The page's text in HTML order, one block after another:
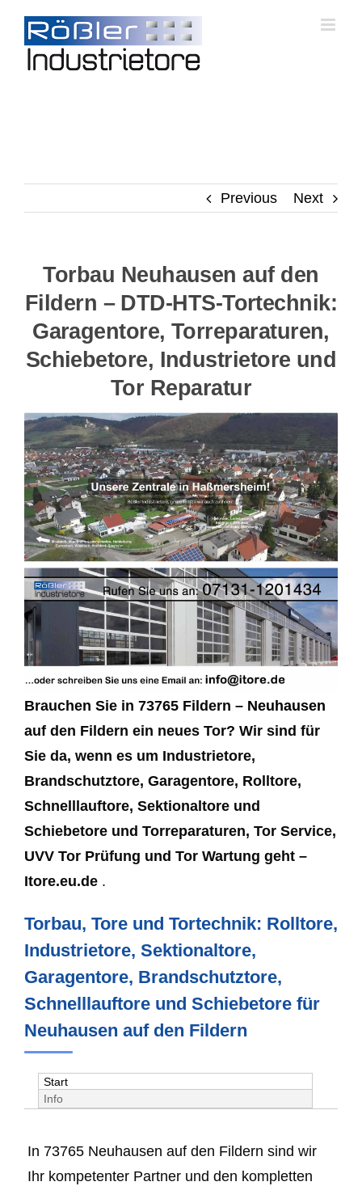
content
Previous Next
Torbau Neuhausen auf den
Fildern – DTD-HTS-Tortechnik:
Garagentore, Torreparaturen,
Schiebetore, Industrietore und
Tor Reparatur
Brauchen Sie in 73765 Fildern – Neuhausen
auf den Fildern ein neues Tor? Wir sind für
Sie da, wenn es um Industrietore,
Brandschutztore, Garagentore, Rolltore,
Schnelllauftore, Sektionaltore und
Schiebetore und Torreparaturen, Tor Service,
UVV Tor Prüfung und Tor Wartung geht –
Itore.eu.de .
Torbau, Tore und Tortechnik: Rolltore,
Industrietore, Sektionaltore,
Garagentore, Brandschutztore,
Schnelllauftore und Schiebetore für
Neuhausen auf den Fildern
Start
Info
In 73765 Neuhausen auf den Fildern sind wir
Ihr kompetenter Partner und den kompletten